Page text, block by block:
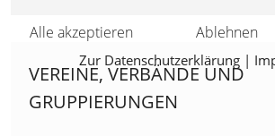
VEREINE, VERBÄNDE UND
GRUPPIERUNGEN
Alle akzeptieren Ablehnen
Zur Datenschutzerklärung|